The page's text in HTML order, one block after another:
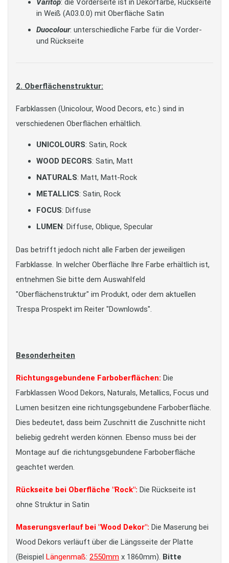
Varitop: die Vorderseite ist in Dekorfarbe, Rückseite
in Weiß (A03.0.0) mit Oberfläche Satin
Duocolour: unterschiedliche Farbe für die Vorder-
und Rückseite
2. Oberflächenstruktur:
Farbklassen (Unicolour, Wood Decors, etc.) sind in
verschiedenen Oberflächen erhältlich.
UNICOLOURS: Satin, Rock
WOOD DECORS: Satin, Matt
NATURALS: Matt, Matt-Rock
METALLICS: Satin, Rock
FOCUS: Diffuse
LUMEN: Diffuse, Oblique, Specular
Das betrifft jedoch nicht alle Farben der jeweiligen
Farbklasse. In welcher Oberfläche Ihre Farbe erhältlich ist,
entnehmen Sie bitte dem Auswahlfeld
"Oberflächenstruktur" im Produkt, oder dem aktuellen
Trespa Prospekt im Reiter "Downlowds".
Besonderheiten
Richtungsgebundene Farboberflächen: Die
Farbklassen Wood Dekors, Naturals, Metallics, Focus und
Lumen besitzen eine richtungsgebundene Farboberfläche.
Dies bedeutet, dass beim Zuschnitt die Zuschnitte nicht
beliebig gedreht werden können. Ebenso muss bei der
Montage auf die richtungsgebundene Farboberfläche
geachtet werden.
Rückseite bei Oberfläche "Rock": Die Rückseite ist
ohne Struktur in Satin
Maserungsverlauf bei "Wood Dekor": Die Maserung bei
Wood Dekors verläuft über die Längsseite der Platte
(Beispiel Längenmaß: 2550mm x 1860mm). Bitte